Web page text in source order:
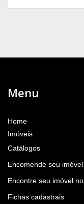
Menu
Home
Imóveis
Catálogos
Encomende seu imóvel
Encontre seu imóvel
Fichas cadastrais